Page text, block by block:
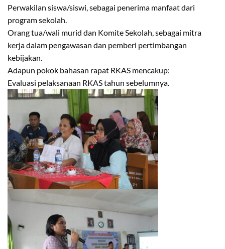
Perwakilan siswa/siswi, sebagai penerima manfaat dari
program sekolah.
Orang tua/wali murid dan Komite Sekolah, sebagai mitra
kerja dalam pengawasan dan pemberi pertimbangan
kebijakan.
Adapun pokok bahasan rapat RKAS mencakup:
Evaluasi pelaksanaan RKAS tahun sebelumnya.